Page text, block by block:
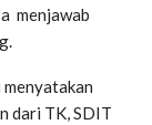
menjawab
dari TK, SDIT